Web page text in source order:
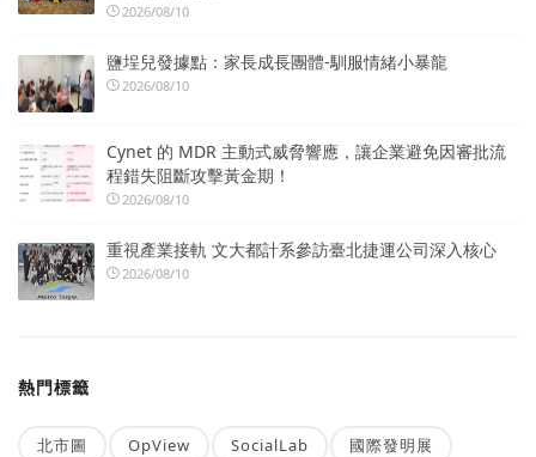
2026/08/10
鹽埕兒發據點：家長成長團體-馴服情緒小暴龍
2026/08/10
Cynet 的 MDR 主動式威脅響應，讓企業避免因審批流
程錯失阻斷攻擊黃金期！
2026/08/10
重視產業接軌 文大都計系參訪臺北捷運公司深入核心
2026/08/10
熱門標籤
北市圖 OpView SocialLab 國際發明展